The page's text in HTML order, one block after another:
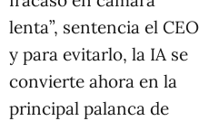
lenta”, sentencia el
y para evitarlo, la IA se
convierte ahora en la
principal palanca de